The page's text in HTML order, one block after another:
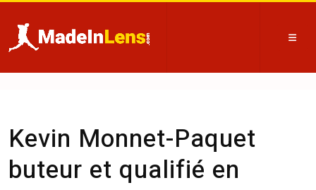
Kevin Monnet-Paquet
buteur et qualifié en